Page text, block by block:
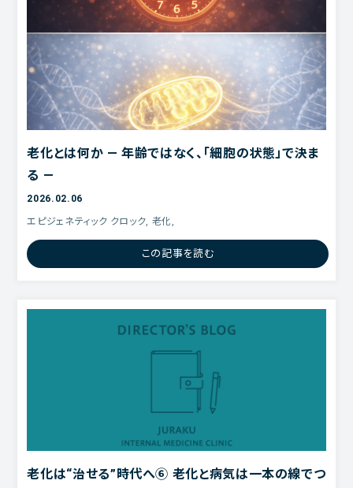
老化とは何か ― 年齢ではなく、「細胞の状態」で決ま
る ―
2026.02.06
エピジェネティック クロック, 老化,
この記事を読む
老化は“治せる”時代へ⑥ 老化と病気は一本の線でつ